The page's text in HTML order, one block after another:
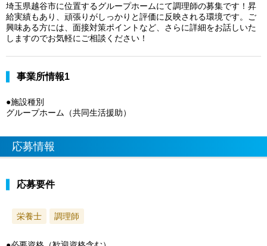
埼玉県越谷市に位置するグループホームにて調理師の募集です！昇
給実績もあり、頑張りがしっかりと評価に反映される環境です。ご
興味ある方には、面接対策ポイントなど、さらに詳細をお話しいた
しますのでお気軽にご相談ください！
事業所情報1
●施設種別
グループホーム（共同生活援助）
応募情報
応募要件
栄養士 調理師